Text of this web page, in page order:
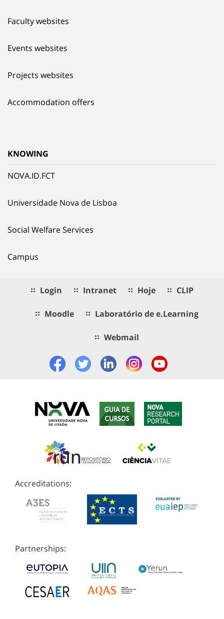
Faculty websites
Events websites
Projects websites
Accommodation offers
KNOWING
NOVA.ID.FCT
Universidade Nova de Lisboa
Social Welfare Services
Campus
Login Intranet Hoje CLIP
Moodle Laboratório de e.Learning
Webmail
Accreditations:
Partnerships: